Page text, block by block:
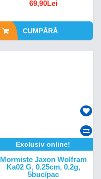
69,90Lei
CUMPĂRĂ
Exclusiv online!
Mormiste Jaxon Wolfram
Ka02 G, 0.25cm, 0.2g,
5buc/pac